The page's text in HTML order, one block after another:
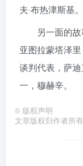
夫·布热津斯基。
另一面的
亚图拉蒙塔泽
谈判代表，萨
一，穆赫辛。
© 版权声明
文章版权归作者所